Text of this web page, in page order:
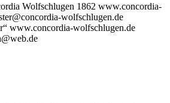
Wolfschlugen 1862 www.concordia-
wolfschlugen.de
www.concordia-wolfschlugen.de